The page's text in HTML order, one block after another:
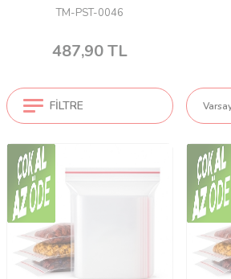
TM-PST-0046
487,90TL
FILTRE